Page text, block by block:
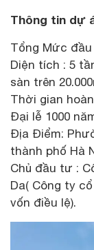
Thông tin dự
Tổng Mức
Diện tích : 5
sàn trên
Thời gian
Đại lễ 1000
Địa Điểm:
thành phố Hà
Chủ đầu tư :
Da( Công ty
vốn điều lệ).